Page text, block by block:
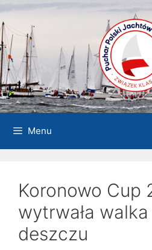
Przejdź
do
treści
Menu
Koronowo Cup
wytrwała
deszczu